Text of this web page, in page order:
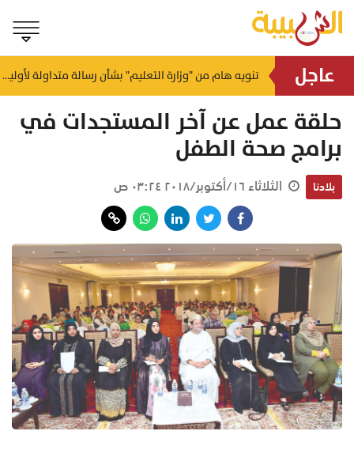
عاجل منذ ٤٤ دقيقة تنويه هام من "وزارة التعليم" بشأن رسالة متداولة لأولياء الأمور
حلقة عمل عن آخر المستجدات في
برامج صحة الطفل
بلادنا الثلاثاء ١٦/أكتوبر/٢٠١٨ ٠٣:٢٤ ص